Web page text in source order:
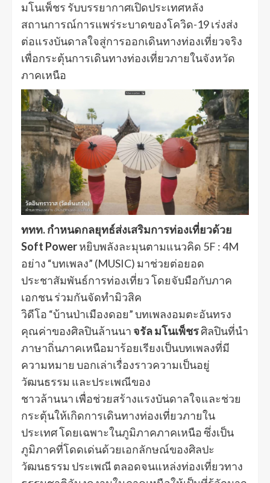
มโนเพ็ชร รับบรรยากาศเปิดประเทศหลัง
สถานการณ์การแพร่ระบาดของโควิด-19 เร่งส่ง
ต่อแรงบันดาลใจสู่การออกเดินทางท่องเที่ยวจริง
เพื่อกระตุ้นการเดินทางท่องเที่ยวภายในจังหวัด
ภาคเหนือ
ททท. กำหนดกลยุทธ์ส่งเสริมการท่องเที่ยวด้วย
Soft Powerหยิบพลังละมุนตามแนวคิด 5F : 4M
อย่าง “บทเพลง” (MUSIC) มาช่วยต่อยอด
ประชาสัมพันธ์การท่องเที่ยว โดยจับมือกับภาค
เอกชน ร่วมกันจัดทำมิวสิค
วิดีโอ “บ้านป่าเมืองดอย” บทเพลงอมตะอันทรง
คุณค่าของศิลปินล้านนา จรัล มโนเพ็ชรศิลปินที่นำ
ภาษาถิ่นภาคเหนือมาร้อยเรียงเป็นบทเพลงที่มี
ความหมาย บอกเล่าเรื่องราวความเป็นอยู่
วัฒนธรรม และประเพณีของ
ชาวล้านนา เพื่อช่วยสร้างแรงบันดาลใจและช่วย
กระตุ้นให้เกิดการเดินทางท่องเที่ยวภายใน
ประเทศ โดยเฉพาะในภูมิภาคภาคเหนือ ซึ่งเป็น
ภูมิภาคที่โดดเด่นด้วยเอกลักษณ์ของศิลปะ
วัฒนธรรม ประเพณี ตลอดจนแหล่งท่องเที่ยวทาง